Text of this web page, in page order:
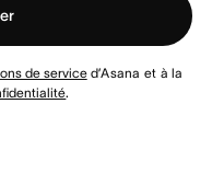
de serviced’Asana et à la
.